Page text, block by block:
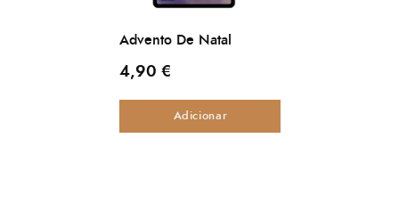
Advento De Natal
4,90€
Adicionar